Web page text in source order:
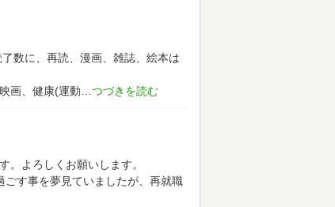
数に、再読、漫画、雑誌、絵本は
画、健康(運動
。よろしくお願いします。
す事を夢見ていましたが、再就職